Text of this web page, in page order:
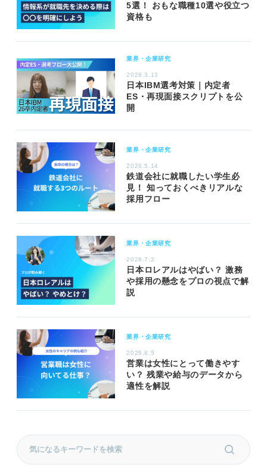
5選！ おもな職種10選や役立つ
資格も
業界・企業研究
2026.3.13
日本IBM選考対策｜内定者
ES・再現面接スクリプトを公
開
業界・企業研究
2026.5.14
鉄道会社に就職したい学生必
見！ 知っておくべきリアルな
採用フロー
業界・企業研究
2026.7.2
日本ロレアルはやばい？ 激務
や採用の懸念をプロの視点で解
説
業界・企業研究
2026.8.5
営業は女性にとって働きやす
い？ 残業や給与のデータから
適性を解説